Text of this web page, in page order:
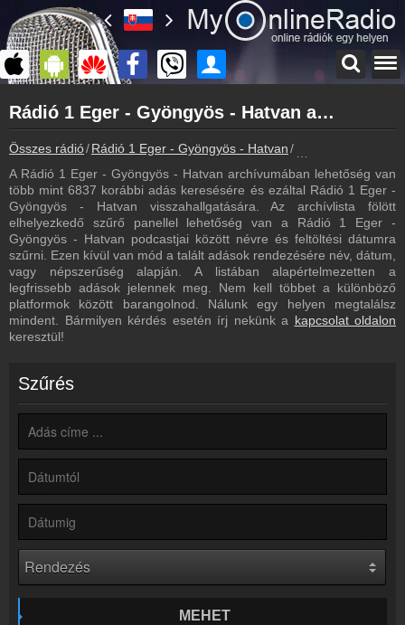
myonlineradio.hu
Rádió 1 Eger - Gyöngyös - Hatvan
Vissza a Rádió 1 Eger - Gyöngyös - Hatvan oldalára
Bejelentkezés
Hozz létre saját fiókot!
Most szól
Tudd meg mi szólt eddig
Frekvenciák
Rádió 1 Eger - Gyöngyös - Hatvan frekvencia
Műsorújság
Webkamera
Rádió 1 Eger - Gyöngyös - Hatvan webkamera, élőkép
Hírek
Rádió 1 Eger - Gyöngyös - Hatvan kapcsolatos hírek
Kapcsolat
Partnerek
Rádió beágyazás
Ágyazd be weboldaladba
Online rádió készítés
Rádió 1 Eger - Gyöngyös - Hatvan archívum - Rádió 1 Eger - Gyöngyös - Hatvan podcasts - Rádió 1 Eger - Gyöngyös - Hatvan visszahallgatás
Összes rádió Rádió 1 Eger - Gyöngyös - Hatvan
A Rádió 1 Eger - Gyöngyös - Hatvan archívumában lehetőség van
több mint 6837 korábbi adás keresésére és ezáltal Rádió 1 Eger -
Gyöngyös - Hatvan visszahallgatására. Az archívlista fölött
elhelyezkedő szűrő panellel lehetőség van a Rádió 1 Eger -
Gyöngyös - Hatvan podcastjai között névre és feltöltési dátumra
szűrni. Ezen kívül van mód a talált adások rendezésére név, dátum,
vagy népszerűség alapján. A listában alapértelmezetten a
legfrissebb adások jelennek meg. Nem kell többet a különböző
platformok között barangolnod. Nálunk egy helyen megtalálsz
mindent. Bármilyen kérdés esetén írj nekünk a kapcsolat oldalon
keresztül!
Szűrés
MEHET